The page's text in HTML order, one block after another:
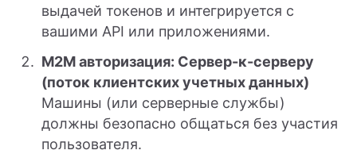
выдачей токенов и интегрируется с
вашими API или приложениями.
M2M авторизация: Сервер-к-серверу
(поток клиентских учетных данных)
Машины (или серверные службы)
должны безопасно общаться без участия
пользователя.